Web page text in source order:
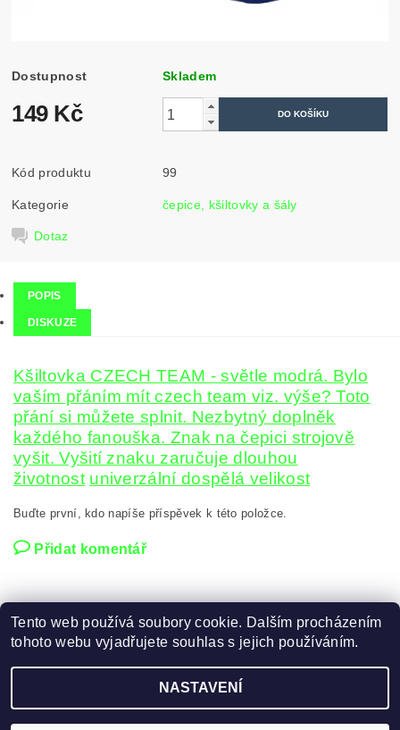
Dostupnost Skladem
149 Kč
Kód produktu 99
Kategorie čepice, kšiltovky a šály
Dotaz
POPIS
DISKUZE
Kšiltovka CZECH TEAM - světle modrá. Bylo
vaším přáním mít czech team viz. výše? Toto
přání si můžete splnit. Nezbytný doplněk
každého fanouška. Znak na čepici strojově
vyšit. Vyšití znaku zaručuje dlouhou
životnost univerzální dospělá velikost
Buďte první, kdo napíše příspěvek k této položce.
Přidat komentář
Zboží.cz | Heureka.cz
2026 ©FOTBAL, HOKEJ DRESY, všechna práva vyhrazena
Tento web používá soubory cookie. Dalším procházením
tohoto webu vyjadřujete souhlas s jejich používáním.
NASTAVENÍ